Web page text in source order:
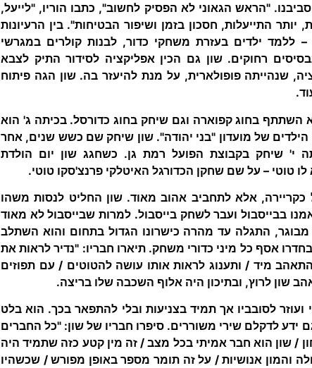
סביבנו. "הראש הגאוני לא הפסיק לחשוב", כתבו הוריו, "לייעל,
התייעלות, חסכון בזמן ושיפור הבטיחות". בין הרעיונות
ללמד ילדים בעזרת משחקי כדור, לבנות קולרים במגרשי
רחוקים. שון גם הכין אפליקציה לסידור התיק לצבא
שנהייתה פופולארית, על מנת להיעזר בה. שון הגה פיתוח
השתתף בחוג קפוארה וגם שיחק בחוג כדורסל. בכיתה ג' הוא
של מועדון "בני יהודה". שון שיחק שם כשש שנים, אחר
י' שיחק בקבוצת הפועל רמת גן. כשחגג שון יום הולדת
טוטי – על שם שחקן הכדורגל האיטלקי פרנצ'סקו טוטי.
אלא לתחביב אהוב מאוד. שון החליט לנסות משהו
בבייסבול ועבר לשחק בייסבול. למרות שבייסבול לא מאוד
התגלה עד מהרה כישרונו הגדול בתחום והוא השתלב
אסף כל מיני כדורי משחק. תיארו חבריו: "נדיר לראות את
מיד / ותענוג לראות אותו עושה להטוטים / עם תפוזים
שון לרוץ, ובתיכון היה אלוף השכבה שלו בריצה.
ועוזר לסובביו אך תמיד בצניעות ובלי להתפאר בכך. הוא בלט
ידע לדקלם שירי משוררים. סיפרו חבריו של שון: "כל החברים
/ שון הוא חבר אמיתי בכל מצב / זה מין קטע כזה שתמיד היה
והמון אנושיות / על זה תומר מספר באופן מפורש / שכשהיו